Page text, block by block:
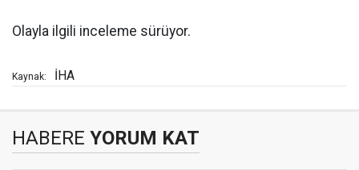
Olayla ilgili inceleme sürüyor.
Kaynak: İHA
HABERE YORUM KAT